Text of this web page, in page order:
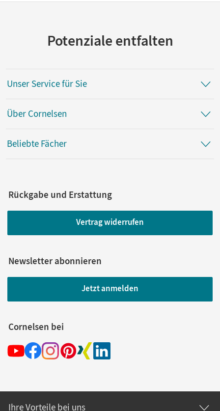
Potenziale entfalten
Unser Service für Sie
Über Cornelsen
Beliebte Fächer
Rückgabe und Erstattung
Vertrag widerrufen
Newsletter abonnieren
Jetzt anmelden
Cornelsen bei
Ihre Vorteile bei uns